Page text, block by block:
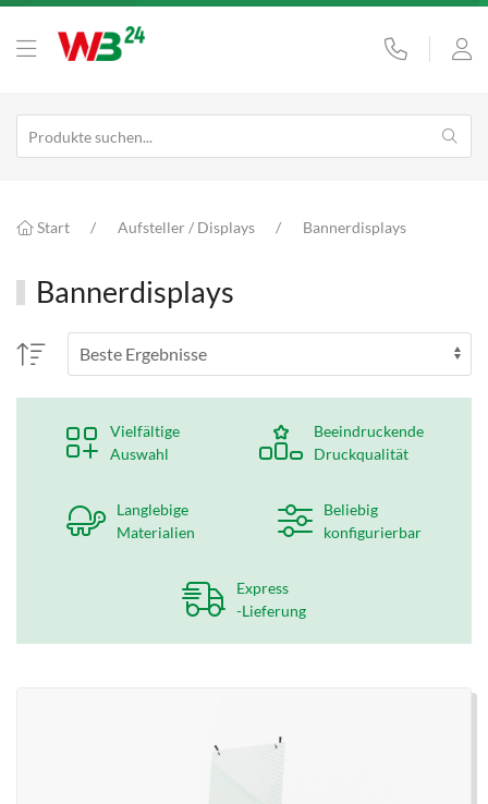
Start Aufsteller / Displays Bannerdisplays
Bannerdisplays
Vielfältige
Auswahl
Beeindruckende
Druckqualität
Langlebige
Materialien
Beliebig
konfigurierbar
Express
-Lieferung